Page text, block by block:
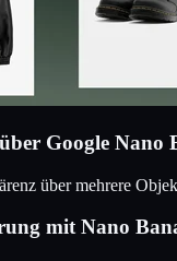
Google Nano
über mehrere
mit Nano